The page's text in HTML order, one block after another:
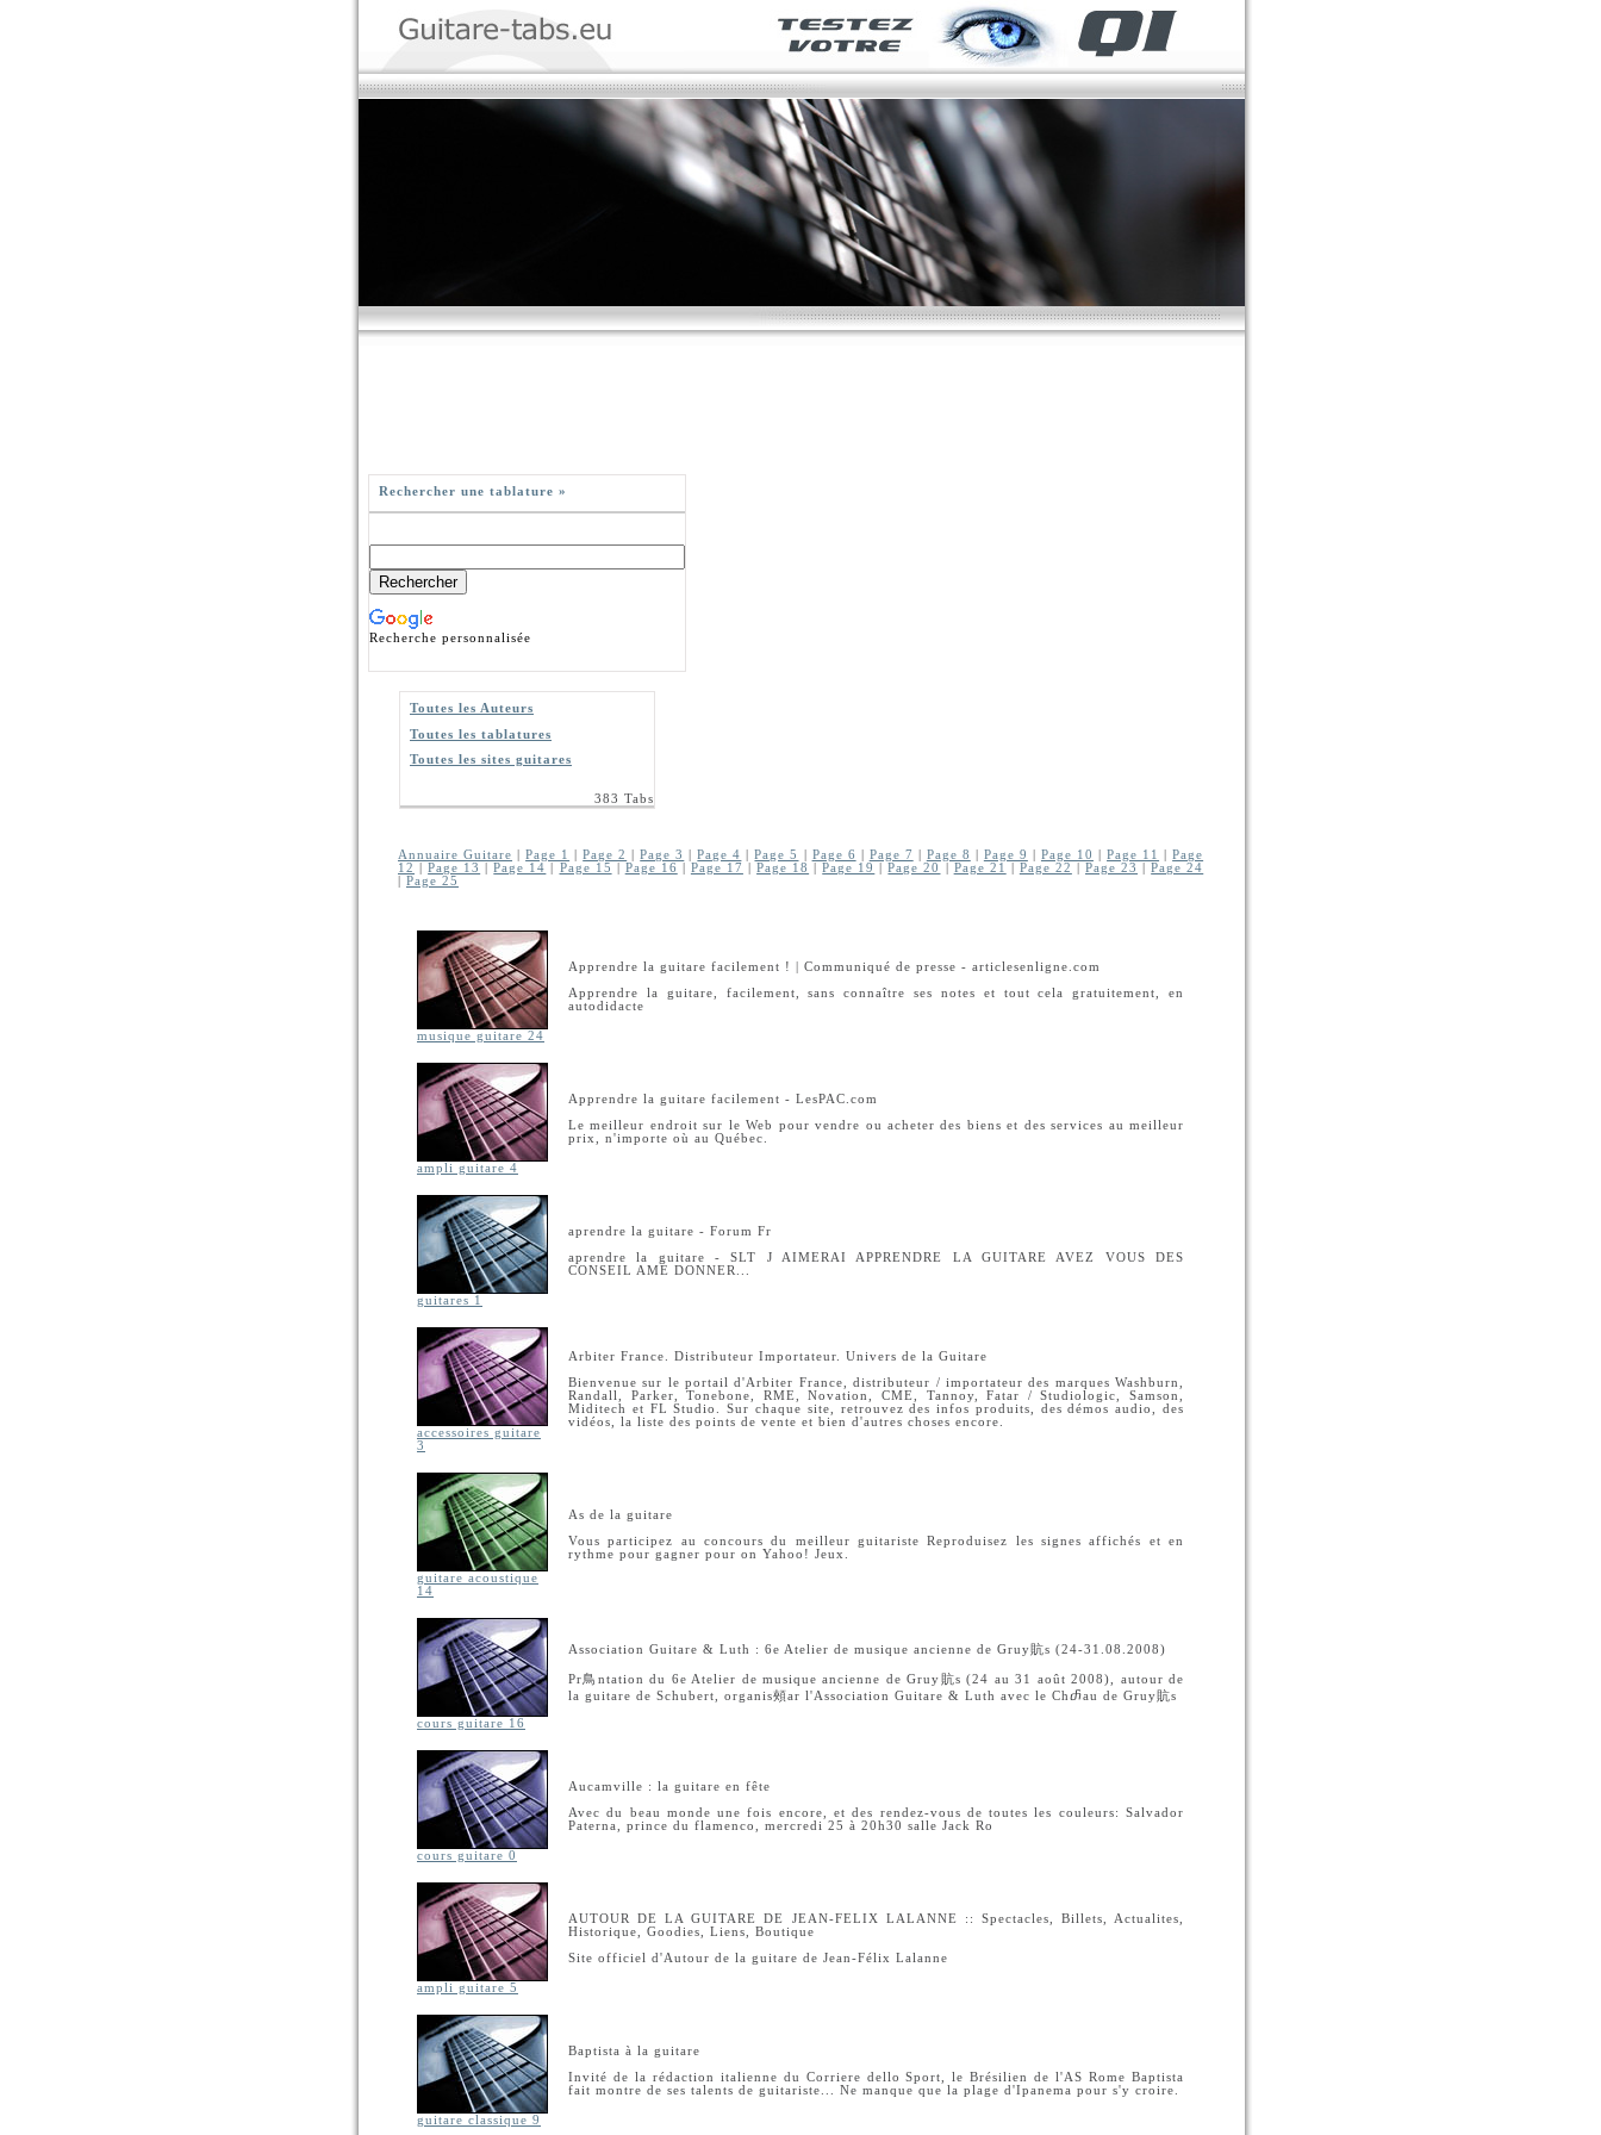
Rechercher une tablature »
Recherche personnalisée
Toutes les Auteurs
Toutes les tablatures
Toutes les sites guitares
383 Tabs
Annuaire Guitare |Page 1 |Page 2 |Page 3 |Page 4 |Page 5 Page 6 Page 7 Page 8 Page 9 Page 10 |Page 11 |Page
12
|Page 13 |Page 14 Page 15 Page 16 Page 17 |Page 18 |Page 19 |Page 20 Page 21 Page 22 Page 23 |Page 24
Page 25
musique guitare 24
Apprendre la guitare facilement ! | Communiqué de presse - articlesenligne.com
Apprendre la guitare, facilement, sans connaître ses notes et tout cela gratuitement, en
autodidacte
ampli guitare 4
Apprendre la guitare facilement - LesPAC.com
Le meilleur endroit sur le Web pour vendre ou acheter des biens et des services au meilleur
prix, n'importe où au Québec.
guitares 1
aprendre la guitare - Forum Fr
aprendre la guitare - SLT J AIMERAI APPRENDRE LA GUITARE AVEZ VOUS DES
CONSEIL AME DONNER...
accessoires guitare
3
Arbiter France. Distributeur Importateur. Univers de la Guitare
Bienvenue sur le portail d'Arbiter France, distributeur / importateur des marques Washburn,
Randall, Parker, Tonebone, RME, Novation, CME, Tannoy, Fatar / Studiologic, Samson,
Miditech et FL Studio. Sur chaque site, retrouvez des infos produits, des démos audio, des
vidéos, la liste des points de vente et bien d'autres choses encore.
guitare acoustique
14
As de la guitare
Vous participez au concours du meilleur guitariste Reproduisez les signes affichés et en
rythme pour gagner pour on Yahoo! Jeux.
cours guitare 16
Association Guitare & Luth : 6e Atelier de musique ancienne de Gruy貥s (24-31.08.2008)
Pr鳥ntation du 6e Atelier de musique ancienne de Gruy貥s (24 au 31 août 2008), autour de
la guitare de Schubert, organis頰ar l'Association Guitare & Luth avec le Chⴥau de Gruy貥s
cours guitare 0
Aucamville : la guitare en fête
Avec du beau monde une fois encore, et des rendez-vous de toutes les couleurs: Salvador
Paterna, prince du flamenco, mercredi 25 à 20h30 salle Jack Ro
ampli guitare 5
AUTOUR DE LA GUITARE DE JEAN-FELIX LALANNE :: Spectacles, Billets, Actualites,
Historique, Goodies, Liens, Boutique
Site officiel d'Autour de la guitare de Jean-Félix Lalanne
guitare classique 9
Baptista à la guitare
Invité de la rédaction italienne du Corriere dello Sport, le Brésilien de l'AS Rome Baptista
fait montre de ses talents de guitariste... Ne manque que la plage d'Ipanema pour s'y croire.